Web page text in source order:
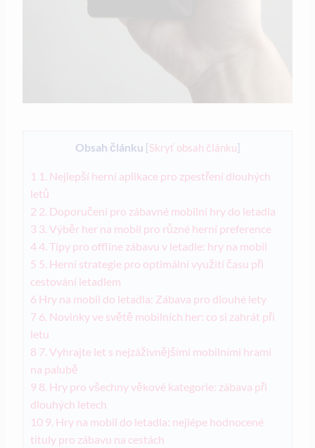
Obsah článku [Skryť obsah článku]
1 1. Nejlepší herní aplikace pro zpestření dlouhých
letů
2 2. Doporučení pro zábavné mobilní hry do letadla
3 3. Výběr her na mobil pro různé herní preference
4 4. Tipy pro offline zábavu v letadle: hry na mobil
5 5. Herní strategie pro optimální využití času při
cestování letadlem
6 Hry na mobil do letadla: Zábava pro dlouhé lety
7 6. Novinky ve světě mobilních her: co si zahrát při
letu
8 7. Vyhrajte let s nejzáživnějšími mobilními hrami
na palubě
9 8. Hry pro všechny věkové kategorie: zábava při
dlouhých letech
10 9. Hry na mobil do letadla: nejlépe hodnocené
tituly pro zábavu na cestách